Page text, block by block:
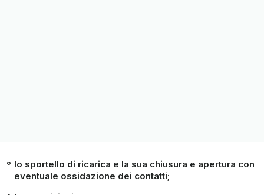
lo sportello di ricarica e la sua chiusura e apertura con
eventuale ossidazione dei contatti;